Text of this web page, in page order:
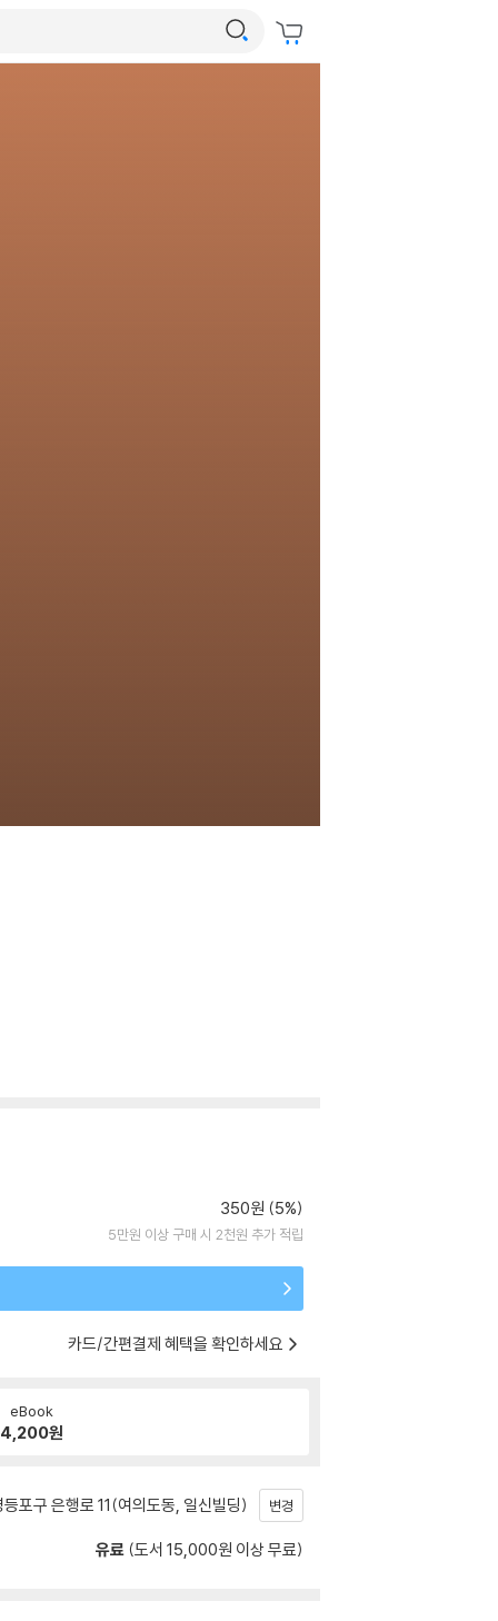
350원 (5%)
5만원 이상 구매 시 2천원 추가 적립
카드/간편결제 혜택을 확인하세요
eBook
4,200원
포구 은행로 11(여의도동, 일신빌딩) 변경
유료 (도서 15,000원 이상 무료)